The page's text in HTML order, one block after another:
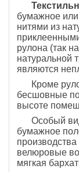
бумажное
нитями из
рулона (так
натуральной
являются
Кроме
бесшовные
высоте
Особый
бумажное
велюровые
мягкая